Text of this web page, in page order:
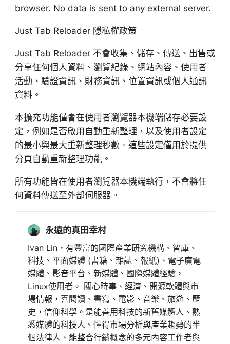
browser. No data is sent to any external server.
Just Tab Reloader 隱私權政策
Just Tab Reloader 不會收集、儲存、傳送、出售或
分享任何個人資料、瀏覽紀錄、網站內容、使用者
活動、驗證資訊、財務資訊、位置資訊或個人通訊
資料。
本擴充功能僅會在使用者瀏覽器本機端儲存必要設
定，例如是否啟用自動重新整理，以及使用者設定
的最小與最大重新整理秒數。這些設定僅用於提供
分頁自動重新整理功能。
所有功能皆在使用者瀏覽器本機端執行，不會將任
何資料傳送至外部伺服器。
永遠的真田幸村
Ivan Lin，有豐富的國際產業研究機構、智庫、
科技、平面媒體 (書籍、雜誌、報紙)、電子廣電
媒體、影音平台、新媒體、國際媒體經驗，
Linux使用者。 關心時事、經濟、開源軟體與市
場情報，喜閱讀、書寫、電影、音樂、旅遊、歷
史，信仰科學。是能善用科技的新舊媒體人、熟
悉媒體的科技人、懂得市場分析與產業趨勢的半
個法律人、能整合行銷概念的多元內容工作者與